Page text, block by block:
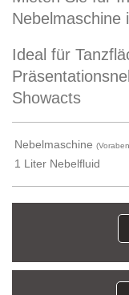
Nebelmaschine
Ideal für
Showacts
Nebelmaschine
1 Liter Nebelfluid